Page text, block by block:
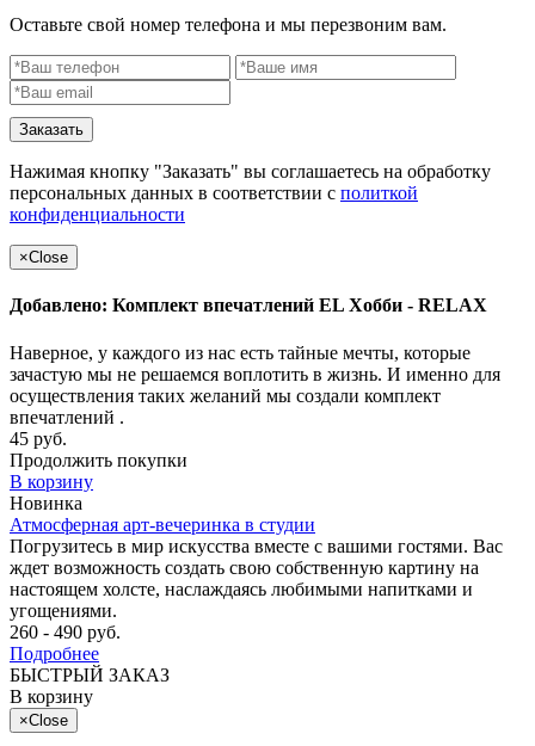
Оставьте свой номер телефона и мы перезвоним вам.
Заказать
Нажимая кнопку "Заказать" вы соглашаетесь на обработку
персональных данных в соответствии с политкой
конфиденциальности
×Close
Добавлено: Комплект впечатлений EL Хобби - RELAX
Наверное, у каждого из нас есть тайные мечты, которые
зачастую мы не решаемся воплотить в жизнь. И именно для
осуществления таких желаний мы создали комплект
впечатлений .
45 руб.
Продолжить покупки
В корзину
Новинка
Атмосферная арт-вечеринка в студии
Погрузитесь в мир искусства вместе с вашими гостями. Вас
ждет возможность создать свою собственную картину на
настоящем холсте, наслаждаясь любимыми напитками и
угощениями.
260 - 490 руб.
Подробнее
БЫСТРЫЙ ЗАКАЗ
В корзину
×Close